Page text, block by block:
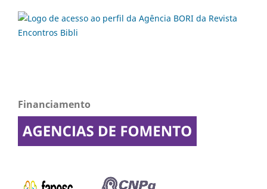
Financiamento